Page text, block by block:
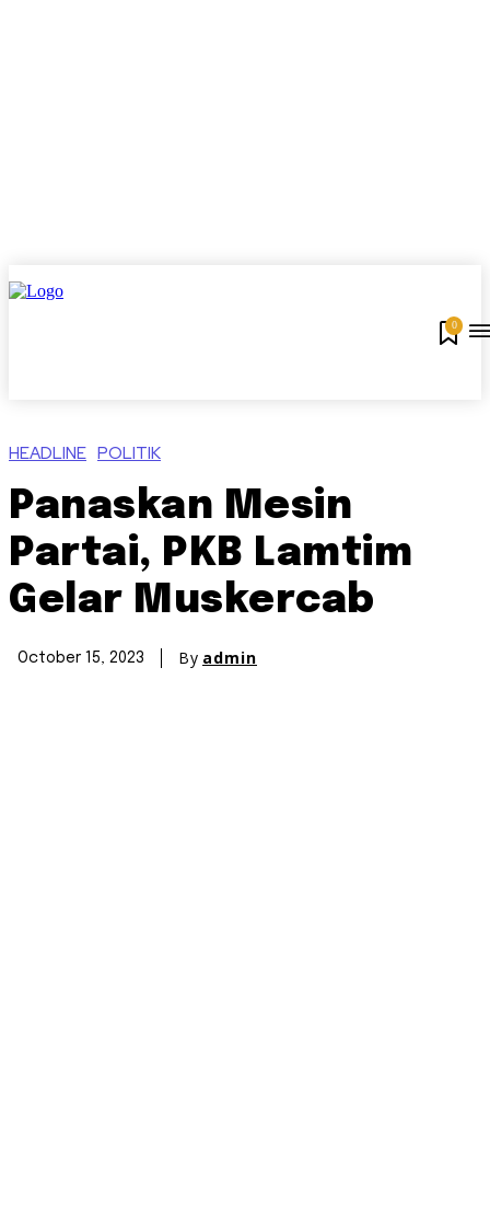
0
HEADLINE POLITIK
Panaskan Mesin
Partai, PKB Lamtim
Gelar Muskercab
October 15, 2023 By admin